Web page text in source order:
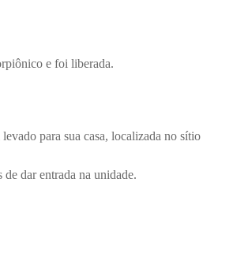
e foi liberada.
para sua casa, localizada no sítio
dar entrada na unidade.